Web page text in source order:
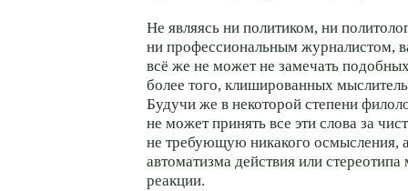
Не являясь ни политиком, ни
ни профессиональным журналистом,
всё же не может не замечать
более того, клишированных
Будучи же в некоторой степени
не может принять все эти слова за
не требующую никакого осмысления,
автоматизма действия или
реакции.